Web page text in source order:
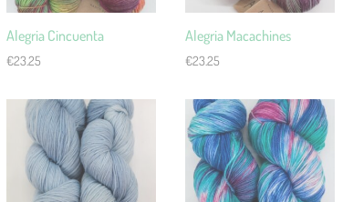
Alegria Cincuenta
€23.25
Alegria Macachines
€23.25